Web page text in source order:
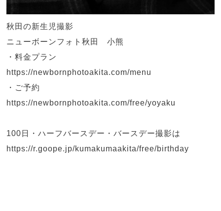
秋田の新生児撮影
ニューボーンフォト秋田 小熊
・料金プラン
https://newbornphotoakita.com/menu
・ご予約
https://newbornphotoakita.com/free/yoyaku
100日・ハーフバースデー・バースデー撮影は
https://r.goope.jp/kumakumaakita/free/birthday